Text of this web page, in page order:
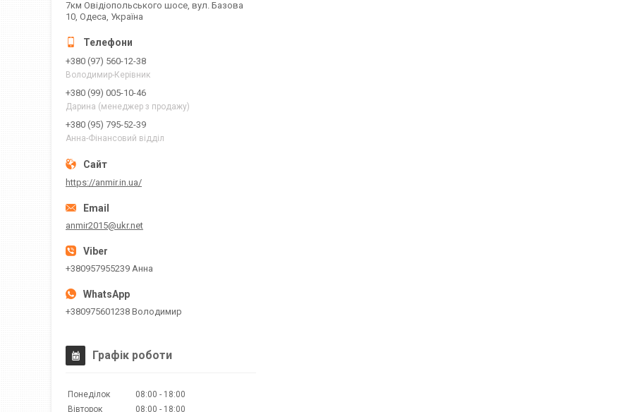
7км Овідіопольського шосе, вул. Базова
10, Одеса, Україна
+380 (97) 560-12-38
Володимир-Керівник
+380 (99) 005-10-46
Дарина (менеджер з продажу)
+380 (95) 795-52-39
Анна-Фінансовий відділ
https://anmir.in.ua/
anmir2015@ukr.net
+380957955239 Анна
+380975601238 Володимир
Графік роботи
Понеділок 08:00
18:00
Вівторок
08:00 18:00